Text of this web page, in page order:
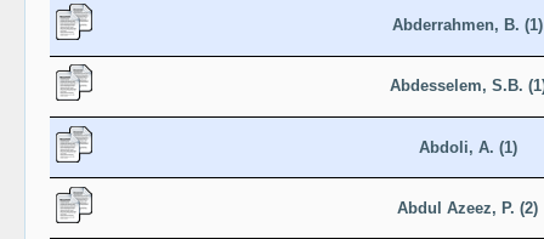
Abderrahmen, B. (1)
Abdesselem, S.B.
Abdoli, A. (1)
Abdul Azeez, P. (2)